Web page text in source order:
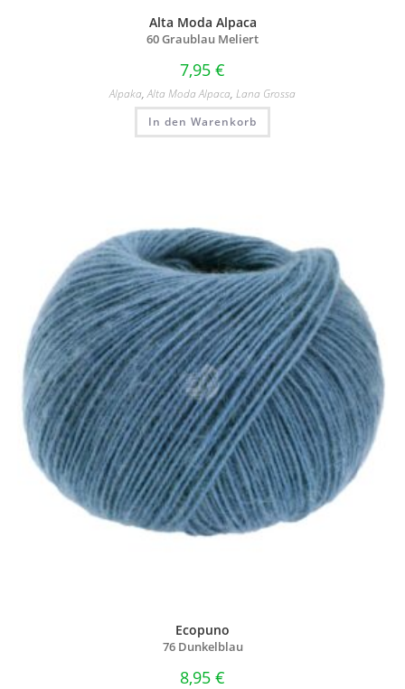
Alta Moda Alpaca
60 Graublau Meliert
7,95 €
Alpaka,Alta Moda Alpaca, Lana Grossa
In den Warenkorb
Ecopuno
76 Dunkelblau
8,95 €